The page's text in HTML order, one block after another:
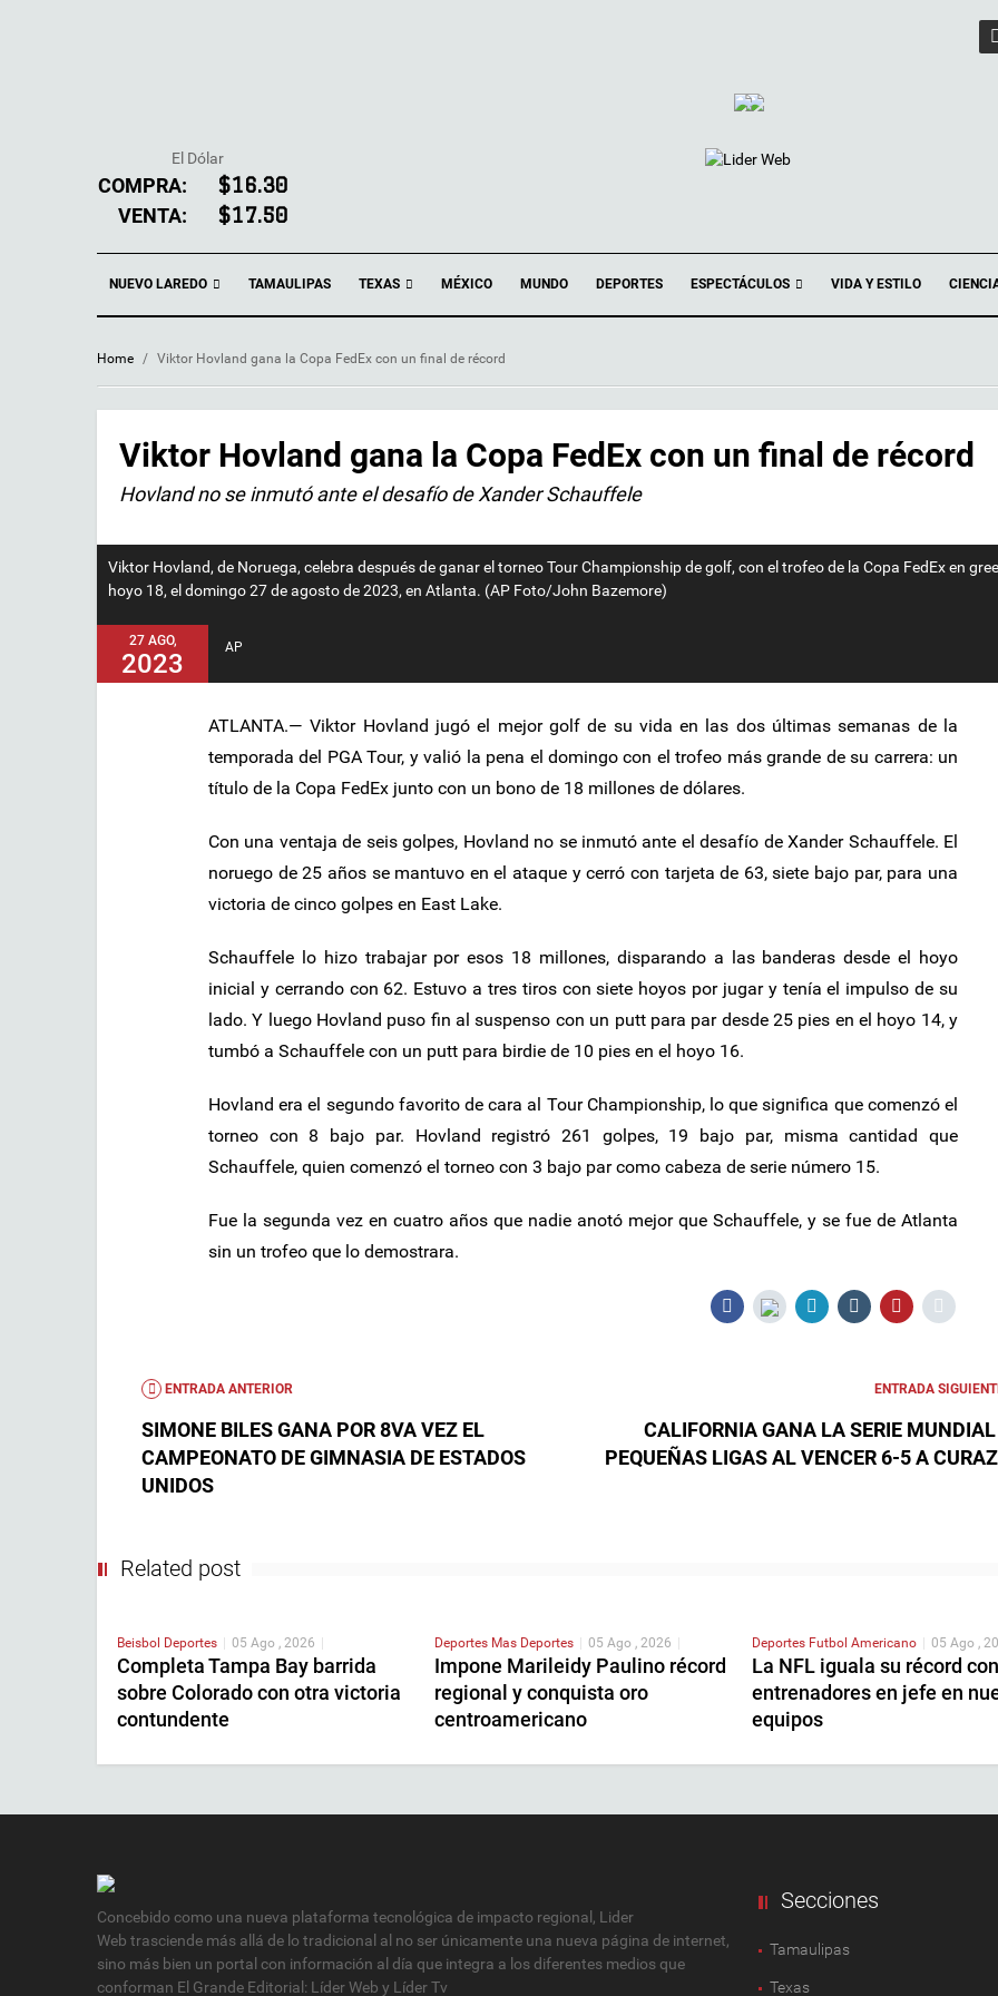
El Dólar
COMPRA: $16.30
VENTA: $17.50
NUEVO LAREDO TAMAULIPAS TEXAS MÉXICO MUNDO DEPORTES ESPECTÁCULOS VIDA Y ESTILO
Home / Viktor Hovland gana la Copa FedEx con un final de récord
Viktor Hovland gana la Copa FedEx con un final de récord
Hovland no se inmutó ante el desafío de Xander Schauffele
Viktor Hovland, de Noruega, celebra después de ganar el torneo Tour Championship de golf, con el trofeo de la Copa FedEx en
hoyo 18, el domingo 27 de agosto de 2023, en Atlanta. (AP Foto/John Bazemore)
27 AGO,
2023
AP
ATLANTA.— Viktor Hovland jugó el mejor golf de su vida en las dos últimas semanas de la
temporada del PGA Tour, y valió la pena el domingo con el trofeo más grande de su carrera: un
título de la Copa FedEx junto con un bono de 18 millones de dólares.
Con una ventaja de seis golpes, Hovland no se inmutó ante el desafío de Xander Schauffele. El
noruego de 25 años se mantuvo en el ataque y cerró con tarjeta de 63, siete bajo par, para una
victoria de cinco golpes en East Lake.
Schauffele lo hizo trabajar por esos 18 millones, disparando a las banderas desde el hoyo
inicial y cerrando con 62. Estuvo a tres tiros con siete hoyos por jugar y tenía el impulso de su
lado. Y luego Hovland puso fin al suspenso con un putt para par desde 25 pies en el hoyo 14, y
tumbó a Schauffele con un putt para birdie de 10 pies en el hoyo 16.
Hovland era el segundo favorito de cara al Tour Championship, lo que significa que comenzó el
torneo con 8 bajo par. Hovland registró 261 golpes, 19 bajo par, misma cantidad que
Schauffele, quien comenzó el torneo con 3 bajo par como cabeza de serie número 15.
Fue la segunda vez en cuatro años que nadie anotó mejor que Schauffele, y se fue de Atlanta
sin un trofeo que lo demostrara.
ENTRADA ANTERIOR
SIMONE BILES GANA POR 8VA VEZ EL
CAMPEONATO DE GIMNASIA DE ESTADOS
UNIDOS
ENTRADA
CALIFORNIA GANA LA SERIE MUNDIAL
PEQUEÑAS LIGAS AL VENCER 6-5 A
Related post
Beisbol Deportes | 05 Ago , 2026 |
Completa Tampa Bay barrida
sobre Colorado con otra victoria
contundente
Deportes Mas Deportes | 05 Ago , 2026 |
Impone Marileidy Paulino récord
regional y conquista oro
centroamericano
Deportes Futbol Americano | 05 Ago ,
La NFL iguala su récord
entrenadores en jefe en
equipos
Concebido como una nueva plataforma tecnológica de impacto regional, Lider
Web trasciende más allá de lo tradicional al no ser únicamente una nueva página de internet,
sino más bien un portal con información al día que integra a los diferentes medios que
conforman El Grande Editorial: Líder Web y Líder Tv
Secciones
Tamaulipas
Texas